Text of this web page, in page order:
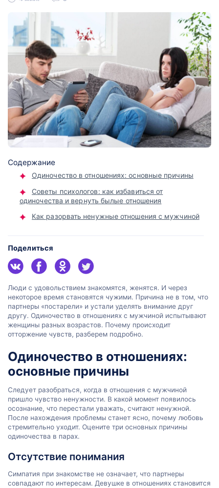
Содержание
Одиночество в отношениях: основные причины
Советы психологов: как избавиться от
одиночества и вернуть былые отношения
Как разорвать ненужные отношения с мужчиной
Поделиться
Люди с удовольствием знакомятся, женятся. И через
некоторое время становятся чужими. Причина не в том, что
партнеры «постарели» и устали уделять внимание друг
другу. Одиночество в отношениях с мужчиной испытывают
женщины разных возрастов. Почему происходит
отторжение чувств, разберем подробно.
Одиночество в отношениях:
основные причины
Следует разобраться, когда в отношения с мужчиной
пришло чувство ненужности. В какой момент появилось
осознание, что перестали уважать, считают ненужной.
После нахождения проблемы станет ясно, почему любовь
стремительно уходит. Оцените три основных причины
одиночества в парах.
Отсутствие понимания
Симпатия при знакомстве не означает, что партнеры
совпадают по интересам. Девушке в отношениях становится